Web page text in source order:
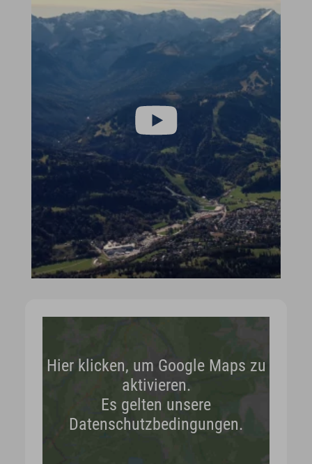
Hier klicken, um Google Maps zu
aktivieren.
Es gelten unsere
Datenschutzbedingungen.